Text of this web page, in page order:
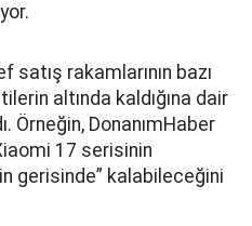
satış rakamlarının bazı
altında kaldığına dair
Örneğin, DonanımHaber
17 serisinin
gerisinde” kalabileceğini